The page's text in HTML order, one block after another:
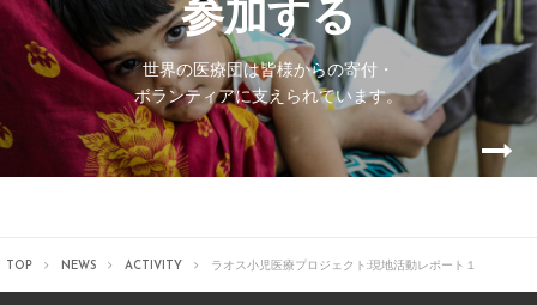
参加する
世界の医療団は皆様からの寄付・
ボランティアに支えられています。
TOP NEWS ACTIVITY ラオス小児医療プロジェクト:現地活動レポート１